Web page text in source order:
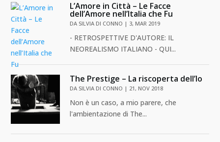
L’Amore in Città – Le Facce
dell’Amore nell’Italia che Fu
DA SILVIA DI CONNO | 3, MAR 2019
- RETROSPETTIVE D'AUTORE: IL
NEOREALISMO ITALIANO - QUI...
The Prestige – La riscoperta dell’Io
DA SILVIA DI CONNO | 21, NOV 2018
Non è un caso, a mio parere, che
l'ambientazione di The...